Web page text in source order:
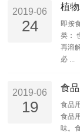
2019-06
24
植
即按
类：
再溶
必 ...
2019-06
19
食
食品
食品
味。